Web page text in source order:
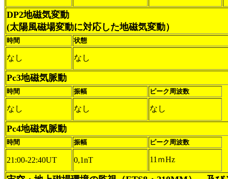
DP2地磁気変動
(太陽風磁場変動に対応した地磁気変動）
時間 状態
なし なし
Pc3地磁気脈動
時間 振幅 ピーク周波数
なし なし なし
Pc4地磁気脈動
時間 振幅 ピーク周波数
21:00-22:40UT 0,1nT 11ｍHz